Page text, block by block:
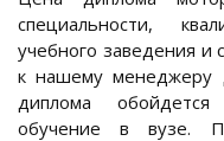
специальности,
учебного заведения и
к нашему менеджеру
диплома
обучение в вузе.